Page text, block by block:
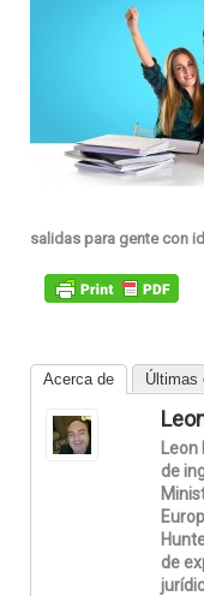
salidas para gente con
Acerca de Últimas
de
de